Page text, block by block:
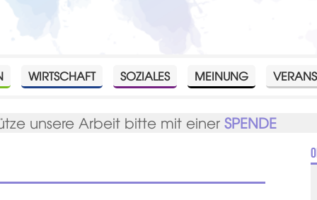
WIRTSCHAFT SOZIALES MEINUNG
unsere Arbeit bitte mit einerSPENDE